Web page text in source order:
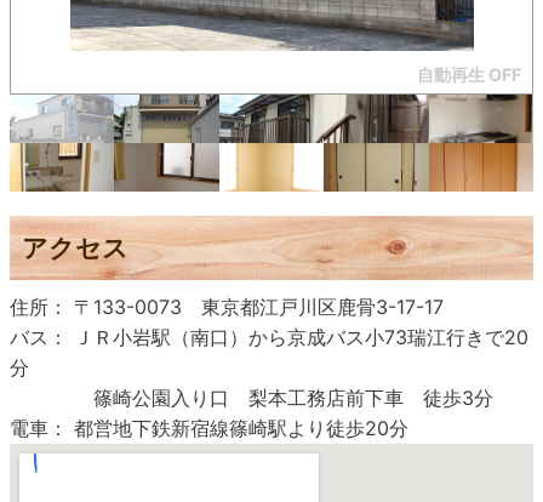
自動再生
アクセス
住所： 〒133-0073 東京都江戸川区鹿骨3-17-17
バス： ＪＲ小岩駅（南口）から京成バス小73瑞江行きで20
分
篠崎公園入り口 梨本工務店前下車 徒歩3分
電車： 都営地下鉄新宿線篠崎駅より徒歩20分